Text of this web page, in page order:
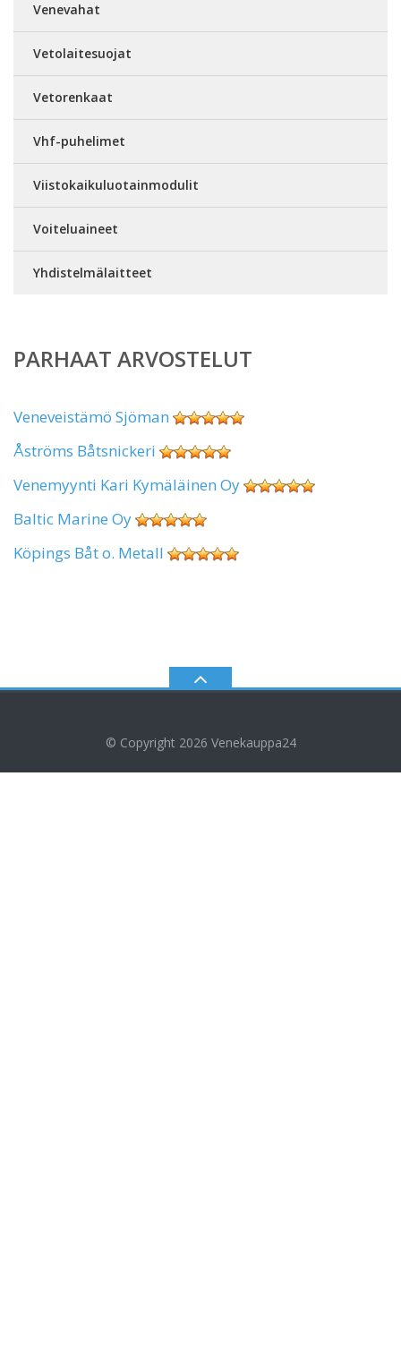
Venevahat
Vetolaitesuojat
Vetorenkaat
Vhf-puhelimet
Viistokaikuluotainmodulit
Voiteluaineet
Yhdistelmälaitteet
PARHAAT ARVOSTELUT
Veneveistämö Sjöman
Åströms Båtsnickeri
Venemyynti Kari Kymäläinen Oy
Baltic Marine Oy
Köpings Båt o. Metall
© Copyright 2026 Venekauppa24